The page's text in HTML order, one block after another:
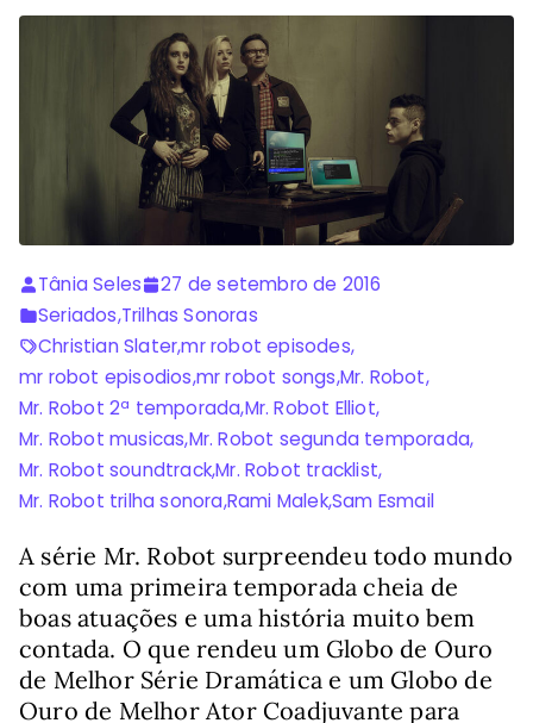
Tânia Seles
27 de setembro de 2016
Seriados,Trilhas Sonoras
Christian Slater,mr robot episodes,
mr robot episodios,mr robot songs,Mr. Robot,
Mr. Robot 2ª temporada,Mr. Robot Elliot,
Mr. Robot musicas,Mr. Robot segunda temporada,
Mr. Robot soundtrack,Mr. Robot tracklist,
Mr. Robot trilha sonora,Rami Malek,Sam Esmail
A série Mr. Robot surpreendeu todo mundo
com uma primeira temporada cheia de
boas atuações e uma história muito bem
contada. O que rendeu um Globo de Ouro
de Melhor Série Dramática e um Globo de
Ouro de Melhor Ator Coadjuvante para